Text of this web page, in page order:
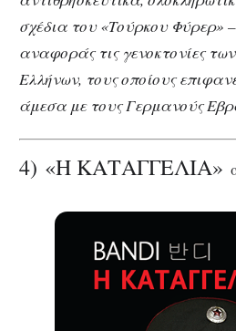
σχέδια του «Τούρκου Φύρερ»
αναφοράς τις γενοκτονίες
Ελλήνων, τους οποίους
άμεσα με τους Γερμανούς
4) «Η ΚΑΤΑΓΓΕΛΙΑ»